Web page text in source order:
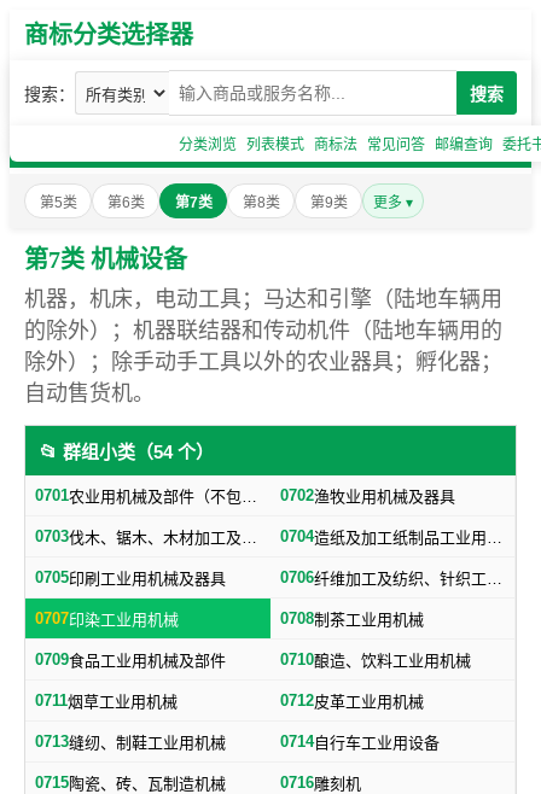
商标分类选择器
搜索： 搜索
分类浏览 列表模式 商标法 常见问答 邮编查询 委托
第5类 第6类 第7类 第8类 第9类 更多 ▾
第7类 机械设备
机器，机床，电动工具；马达和引擎（陆地车辆用
的除外）；机器联结器和传动机件（陆地车辆用的
除外）；除手动手工具以外的农业器具；孵化器；
自动售货机。
📂 群组小类（54 个）
0701 农业用机械及部件（不包括小农具） 0702渔牧业用机械及器具
0703 伐木、锯木、木材加工及火柴生产用机械及器具 0704 造纸及加工纸制品工业用机械及器具
0705印刷工业用机械及器具 0706 纤维加工及纺织、针织工业用机械及部件
0707印染工业用机械 0708制茶工业用机械
0709食品工业用机械及部件 0710酿造、饮料工业用机械
0711烟草工业用机械 0712皮革工业用机械
0713缝纫、制鞋工业用机械 0714自行车工业用设备
0715陶瓷、砖、瓦制造机械 0716雕刻机